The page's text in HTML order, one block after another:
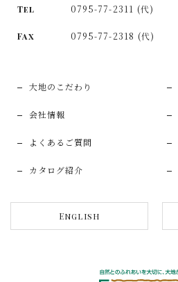
Tel 0795-77-2311 (代)
Fax 0795-77-2318 (代)
大地のこだわり
会社情報
よくあるご質問
カタログ紹介
English